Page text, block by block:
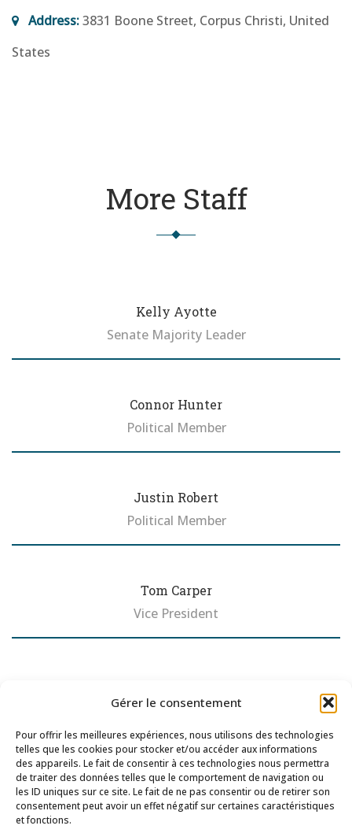
Gérer le consentement
Pour offrir les meilleures expériences, nous utilisons des technologies
telles que les cookies pour stocker et/ou accéder aux informations
des appareils. Le fait de consentir à ces technologies nous permettra
de traiter des données telles que le comportement de navigation ou
les ID uniques sur ce site. Le fait de ne pas consentir ou de retirer son
consentement peut avoir un effet négatif sur certaines caractéristiques
et fonctions.
Address:3831 Boone Street, Corpus Christi, United
States
More Staff
Kelly Ayotte
Senate Majority Leader
Biography
Connor Hunter
Political Member
Biography
Justin Robert
Political Member
Biography
Tom Carper
Vice President
Suivre Jean Hingray sur les réseaux